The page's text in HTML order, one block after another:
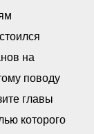
на
поводу
главы
которого